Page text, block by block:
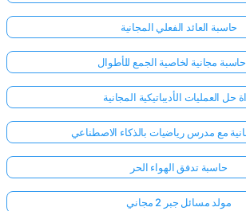
حاسبة العائد الفعلي المجانية
حاسبة مجانية لخاصية الجمع للأطوال
حل العمليات الأديباتيكية المجانية
مع مدرس رياضيات بالذكاء الاصطناعي
حاسبة تدفق الهواء الحر
مولد مسائل جبر 2 مجاني